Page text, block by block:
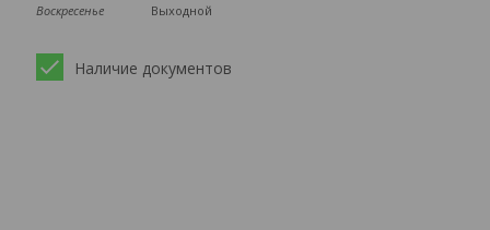
Воскресенье
Выходной
Наличие документов